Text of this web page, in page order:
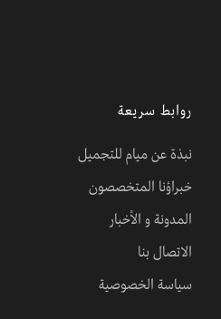
روابط سريعة
نبذة عن ميام للتجميل
خبراؤنا المتخصصون
المدونة و الأخبار
الاتصال بنا
سياسة الخصوصية